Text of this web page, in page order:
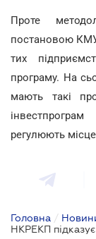
Проте
постановою
тих
програму. На
мають такі
регулюють
Головна /
НКРЕКП підказує